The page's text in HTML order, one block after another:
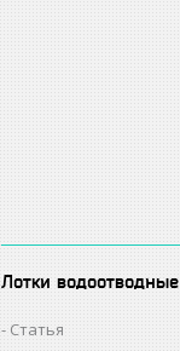
Лотки водоотводные
Статья